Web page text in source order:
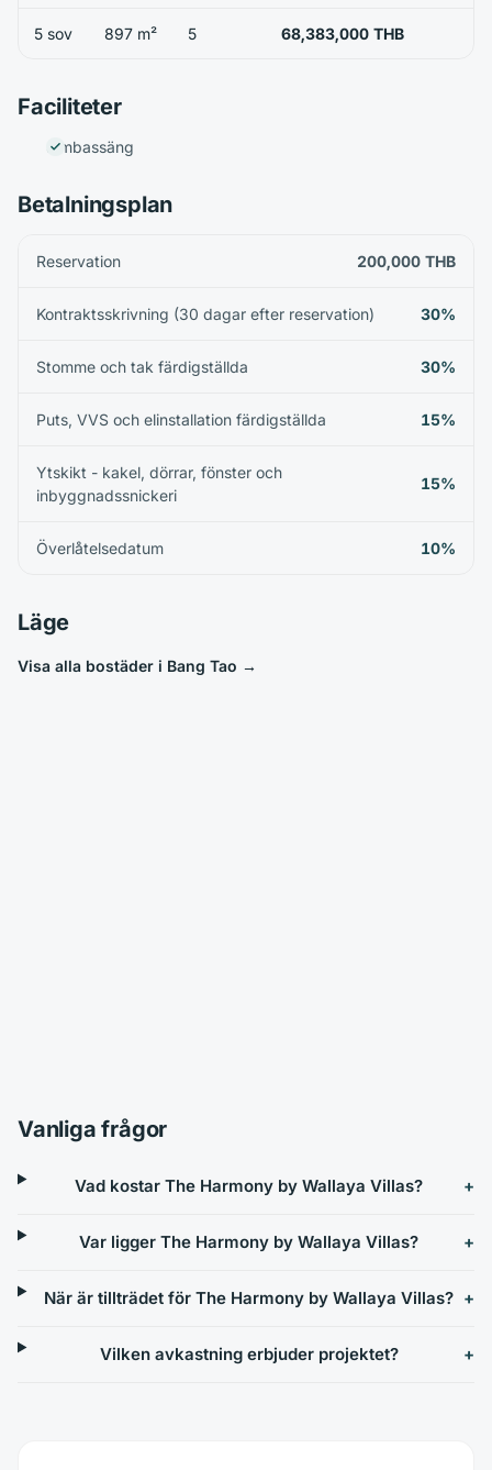
5 sov 897 m² 5 68,383,000 THB
Faciliteter
Simbassäng
Betalningsplan
Reservation 200,000 THB
Kontraktsskrivning (30 dagar efter reservation) 30%
Stomme och tak färdigställda 30%
Puts, VVS och elinstallation färdigställda 15%
Ytskikt - kakel, dörrar, fönster och
inbyggnadssnickeri
15%
Överlåtelsedatum 10%
Läge
Visa alla bostäder i Bang Tao →
Vanliga frågor
Vad kostar The Harmony by Wallaya Villas?
Var ligger The Harmony by Wallaya Villas?
När är tillträdet för The Harmony by Wallaya Villas?
Vilken avkastning erbjuder projektet?